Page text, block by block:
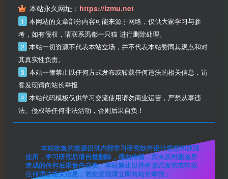
本站永久网址： https://izmu.net
1
本网站的文章部分内容可能来源于网络，仅供大家学习与参
考，如有侵权，请联系禹都一只猫 进行删除处理。
2 本站一切资源不代表本站立场，并不代表本站赞同其观点和对
其真实性负责。
3 本站一律禁止以任何方式发布或转载任何违法的相关信息，访
客发现请向站长举报
4 本站代码模板仅供学习交流使用请勿商业运营，严禁从事违
法、侵权等任何非法活动，否则后果自负！
本站收集的资源仅供内部学习研究软件设计思想和原理
使用，学习研究后请自觉删除，请勿传播，因未及时删除所
造成的任何后果责任自负。本站禁止以任何形式发布或转载
任何违法相关信息，若您发现请立即向站长举报；